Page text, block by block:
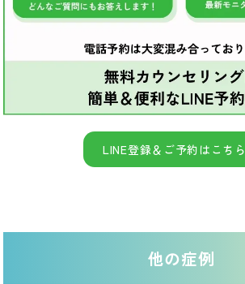
LINE登録＆ご予約はこちら
他の症例